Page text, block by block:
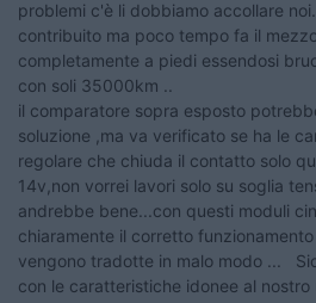
problemi c'è li dobbiamo accollare
contribuito ma poco tempo fa il
completamente a piedi essendosi
con soli 35000km ..
il comparatore sopra esposto
soluzione ,ma va verificato se ha le
regolare che chiuda il contatto solo
14v,non vorrei lavori solo su soglia
andrebbe bene...con questi moduli
chiaramente il corretto
vengono tradotte in malo modo ...
con le caratteristiche idonee al